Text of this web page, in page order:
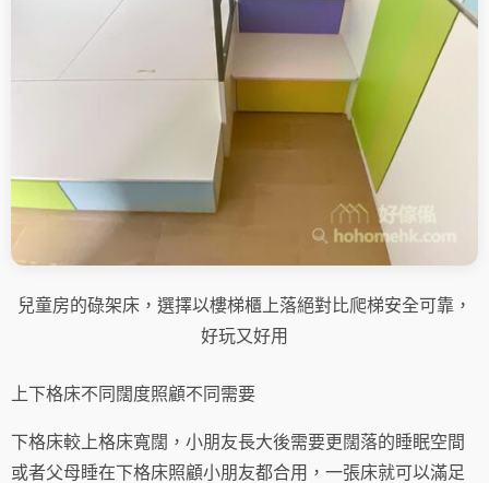
兒童房的碌架床，選擇以樓梯櫃上落絕對比爬梯安全可靠，
好玩又好用
上下格床不同闊度照顧不同需要
下格床較上格床寬闊，小朋友長大後需要更闊落的睡眠空間
或者父母睡在下格床照顧小朋友都合用，一張床就可以滿足